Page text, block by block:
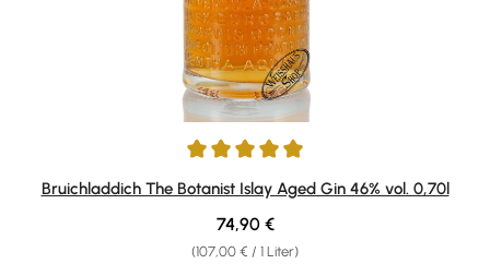
Durchschnittliche Bewertung von 5 von 5 Sternen
Bruichladdich The Botanist Islay Aged Gin 46% vol. 0,70l
(107,00 € / 1 Liter)
Regulärer Preis:
74,90 €